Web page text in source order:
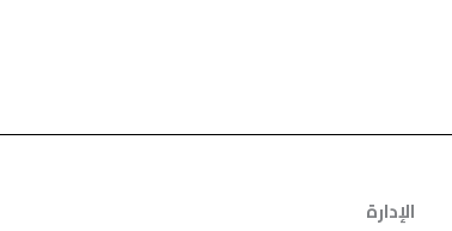
الإدارة